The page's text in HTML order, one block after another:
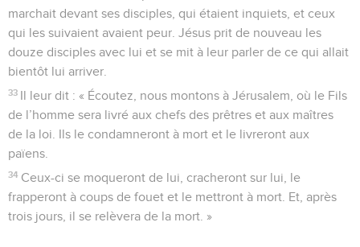
marchait devant ses disciples, qui étaient inquiets, et ceux
qui les suivaient avaient peur. Jésus prit de nouveau les
douze disciples avec lui et se mit à leur parler de ce qui allait
bientôt lui arriver.
33 Il leur dit : « Écoutez, nous montons à Jérusalem, où le Fils
de l’homme sera livré aux chefs des prêtres et aux maîtres
de la loi. Ils le condamneront à mort et le livreront aux
païens.
34 Ceux-ci se moqueront de lui, cracheront sur lui, le
frapperont à coups de fouet et le mettront à mort. Et, après
trois jours, il se relèvera de la mort. »